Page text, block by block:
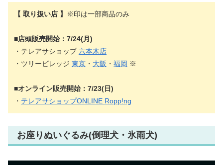
【 取り扱い店 】 ※印は一部商品のみ
■店頭販売開始：7/24(月)
・テレアサショップ六本木店
・ツリービレッジ 東京 ・ 大阪 ・ 福岡 ※
■オンライン販売開始：7/23(日)
・ テレアサショップONLINE Ropp!ng
お座りぬいぐるみ(倒理犬・氷雨犬)